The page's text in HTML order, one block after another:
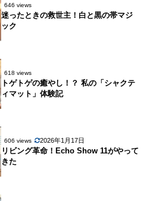
646 views
迷ったときの救世主！白と黒の帯マジ
ック
618 views
トゲトゲの癒やし！？ 私の「シャクテ
ィマット」体験記
606 views 2026年1月17日
リビング革命！Echo Show 11がやって
きた